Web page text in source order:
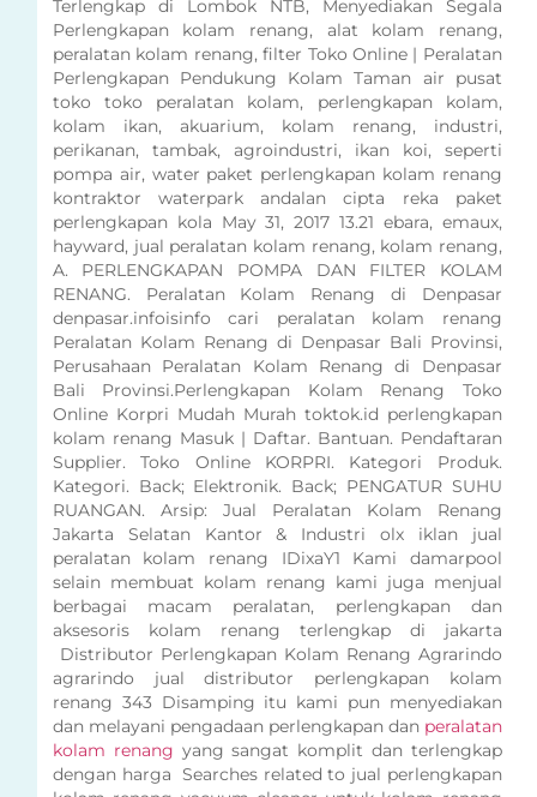
Terlengkap di Lombok NTB, Menyediakan Segala
Perlengkapan kolam renang, alat kolam renang,
peralatan kolam renang, filter Toko Online | Peralatan
Perlengkapan Pendukung Kolam Taman air pusat
toko toko peralatan kolam, perlengkapan kolam,
kolam ikan, akuarium, kolam renang, industri,
perikanan, tambak, agroindustri, ikan koi, seperti
pompa air, water paket perlengkapan kolam renang
kontraktor waterpark andalan cipta reka paket
perlengkapan kola May 31, 2017 13.21 ebara, emaux,
hayward, jual peralatan kolam renang, kolam renang,
A. PERLENGKAPAN POMPA DAN FILTER KOLAM
RENANG. Peralatan Kolam Renang di Denpasar
denpasar.infoisinfo cari peralatan kolam renang
Peralatan Kolam Renang di Denpasar Bali Provinsi,
Perusahaan Peralatan Kolam Renang di Denpasar
Bali Provinsi.Perlengkapan Kolam Renang Toko
Online Korpri Mudah Murah toktok.id perlengkapan
kolam renang Masuk | Daftar. Bantuan. Pendaftaran
Supplier. Toko Online KORPRI. Kategori Produk.
Kategori. Back; Elektronik. Back; PENGATUR SUHU
RUANGAN. Arsip: Jual Peralatan Kolam Renang
Jakarta Selatan Kantor & Industri olx iklan jual
peralatan kolam renang IDixaY1 Kami damarpool
selain membuat kolam renang kami juga menjual
berbagai macam peralatan, perlengkapan dan
aksesoris kolam renang terlengkap di jakarta
Distributor Perlengkapan Kolam Renang Agrarindo
agrarindo jual distributor perlengkapan kolam
renang 343 Disamping itu kami pun menyediakan
dan melayani pengadaan perlengkapan dan peralatan
kolam renang yang sangat komplit dan terlengkap
dengan harga Searches related to jual perlengkapan